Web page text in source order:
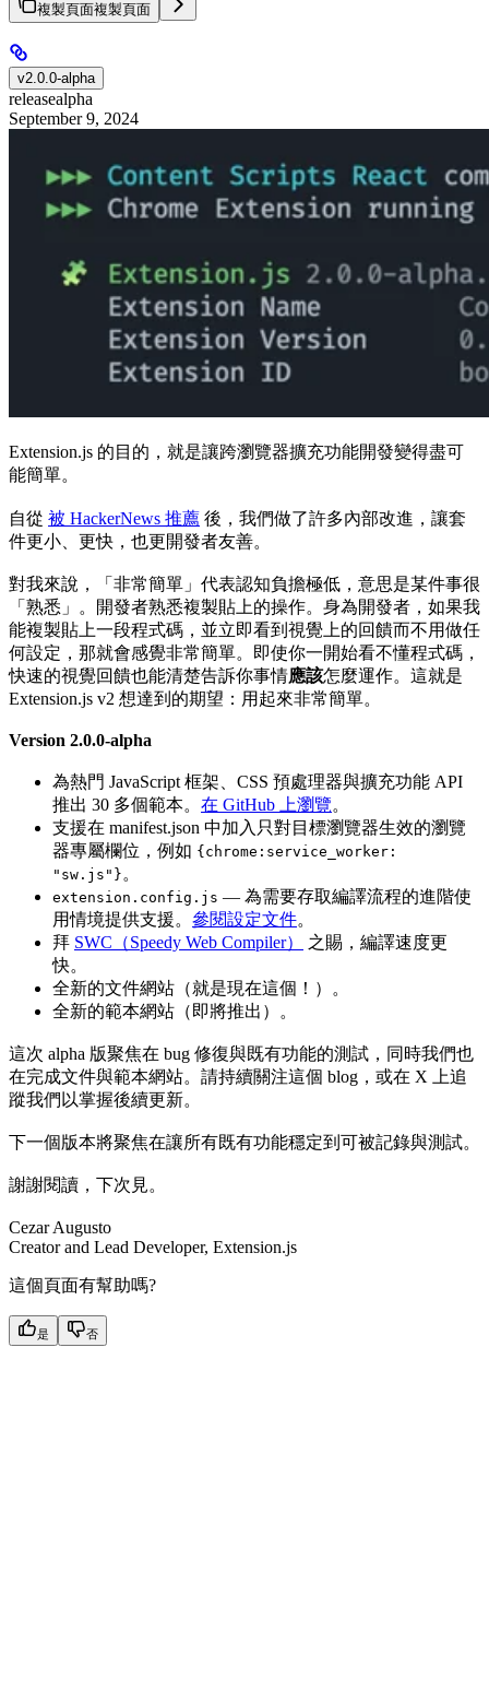
複製頁面複製頁面
v2.0.0-alpha
releasealpha
September 9, 2024
Extension.js 的目的，就是讓跨瀏覽器擴充功能開發變得盡可
能簡單。
自從 被 HackerNews 推薦 後，我們做了許多內部改進，讓套
件更小、更快，也更開發者友善。
對我來說，「非常簡單」代表認知負擔極低，意思是某件事很
「熟悉」。開發者熟悉複製貼上的操作。身為開發者，如果我
能複製貼上一段程式碼，並立即看到視覺上的回饋而不用做任
何設定，那就會感覺非常簡單。即使你一開始看不懂程式碼，
快速的視覺回饋也能清楚告訴你事情應該怎麼運作。這就是
Extension.js v2 想達到的期望：用起來非常簡單。
Version 2.0.0-alpha
為熱門 JavaScript 框架、CSS 預處理器與擴充功能 API
推出 30 多個範本。 在 GitHub 上瀏覽。
支援在 manifest.json 中加入只對目標瀏覽器生效的瀏覽
器專屬欄位，例如 {chrome:service_worker:
"sw.js"} 。
extension.config.js — 為需要存取編譯流程的進階使
用情境提供支援。 參閱設定文件。
拜 SWC（Speedy Web Compiler）
之賜，編譯速度更
快。
全新的文件網站（就是現在這個！）。
全新的範本網站（即將推出）。
這次 alpha 版聚焦在 bug 修復與既有功能的測試，同時我們也
在完成文件與範本網站。請持續關注這個 blog，或在 X 上追
蹤我們以掌握後續更新。
下一個版本將聚焦在讓所有既有功能穩定到可被記錄與測試。
謝謝閱讀，下次見。
Cezar Augusto
Creator and Lead Developer, Extension.js
這個頁面有幫助嗎?
是 否